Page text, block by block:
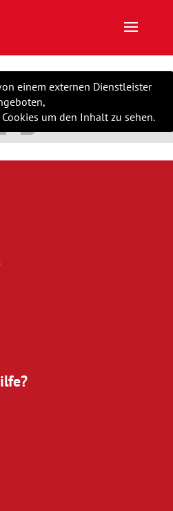
einem externen Dienstleister
um den Inhalt zu sehen.